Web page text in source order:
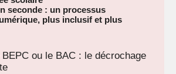
seconde : un processus
plus inclusif et plus
ou le BAC : le décrochage